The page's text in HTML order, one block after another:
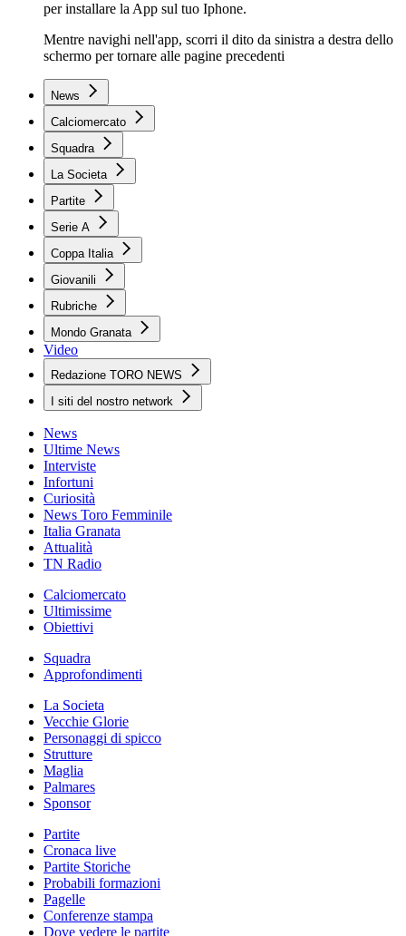
per installare la App sul tuo Iphone.
Mentre navighi nell'app, scorri il dito da sinistra a destra dello
schermo per tornare alle pagine precedenti
News
Calciomercato
Squadra
La Societa
Partite
Serie A
Coppa Italia
Giovanili
Rubriche
Mondo Granata
Video
Redazione TORO NEWS
I siti del nostro network
News
Ultime News
Interviste
Infortuni
Curiosità
News Toro Femminile
Italia Granata
Attualità
TN Radio
Calciomercato
Ultimissime
Obiettivi
Squadra
Approfondimenti
La Societa
Vecchie Glorie
Personaggi di spicco
Strutture
Maglia
Palmares
Sponsor
Partite
Cronaca live
Partite Storiche
Probabili formazioni
Pagelle
Conferenze stampa
Dove vedere le partite